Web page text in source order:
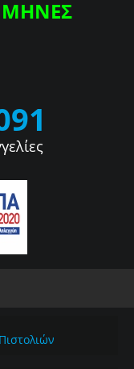
ΜΗΝΕΣ
Πιστολιών